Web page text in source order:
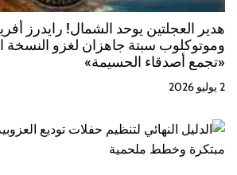
هدير العجلتين يوحد الشمال! رايدرز
وموتوكلوب سبتة جاهزان لغزو
«تجمع أصدقاء الحسيمة»
2 يوليو 2026